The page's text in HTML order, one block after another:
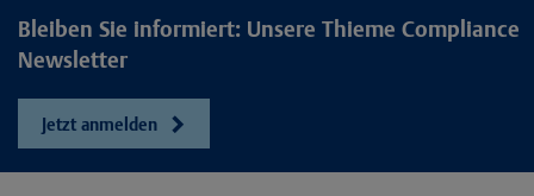
Bleiben Sie informiert: Unsere Thieme Compliance
Newsletter
Jetzt anmelden